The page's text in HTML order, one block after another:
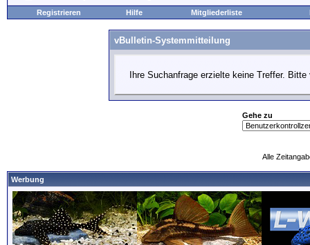
Registrieren Hilfe Mitgliederliste
vBulletin-Systemmitteilung
Ihre Suchanfrage erzielte keine Treffer.
Gehe zu
Alle
Werbung